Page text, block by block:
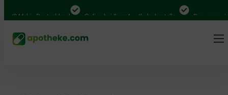
in Deutschland Online bei Ihrer Apotheke bestellen Bequem